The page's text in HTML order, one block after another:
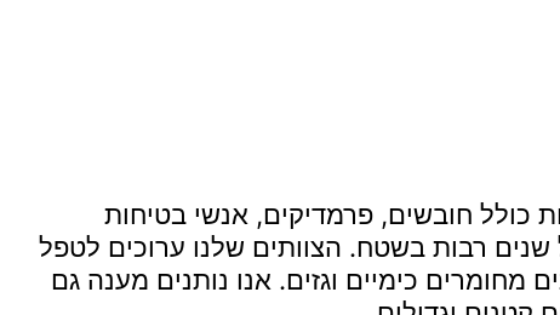
כולל חובשים, פרמדיקים, אנשי בטיחות
שנים רבות בשטח. הצוותים שלנו ערוכים לטפל
מחומרים כימיים וגזים. אנו נותנים מענה גם